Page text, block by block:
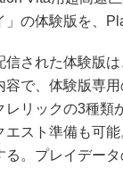
」の体験版を、
された体験版は
容で、体験版専
レリックの3種類
エスト準備も可
る。プレイデータ